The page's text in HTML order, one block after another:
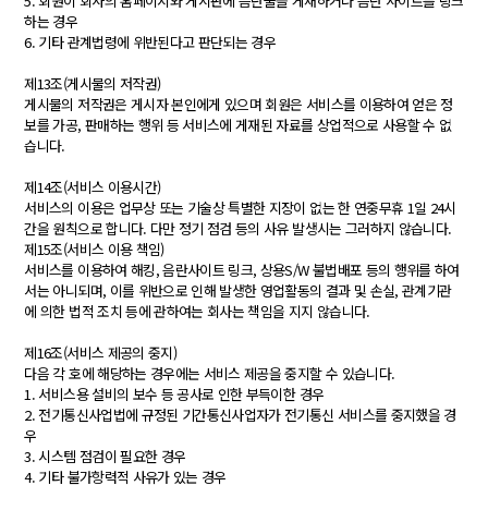
하는 경우
6. 기타 관계법령에 위반된다고 판단되는 경우
제13조(게시물의 저작권)
게시물의 저작권은 게시자 본인에게 있으며 회원은 서비스를 이용하여 얻은 정
보를 가공, 판매하는 행위 등 서비스에 게재된 자료를 상업적으로 사용할 수 없
습니다.
제14조(서비스 이용시간)
서비스의 이용은 업무상 또는 기술상 특별한 지장이 없는 한 연중무휴 1일 24시
간을 원칙으로 합니다. 다만 정기 점검 등의 사유 발생시는 그러하지 않습니다.
제15조(서비스 이용 책임)
서비스를 이용하여 해킹, 음란사이트 링크, 상용S/W 불법배포 등의 행위를 하여
서는 아니되며, 이를 위반으로 인해 발생한 영업활동의 결과 및 손실, 관계기관
에 의한 법적 조치 등에 관하여는 회사는 책임을 지지 않습니다.
제16조(서비스 제공의 중지)
다음 각 호에 해당하는 경우에는 서비스 제공을 중지할 수 있습니다.
1. 서비스용 설비의 보수 등 공사로 인한 부득이한 경우
2. 전기통신사업법에 규정된 기간통신사업자가 전기통신 서비스를 중지했을 경
우
3. 시스템 점검이 필요한 경우
4. 기타 불가항력적 사유가 있는 경우